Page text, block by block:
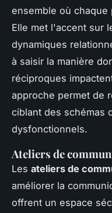
ensemble où
Elle met l'accent sur
dynamiques
à saisir la manière
réciproques
approche permet de
ciblant des schémas
dysfonctionnels.
Ateliers de
Les ateliers de
améliorer la
offrent un espace